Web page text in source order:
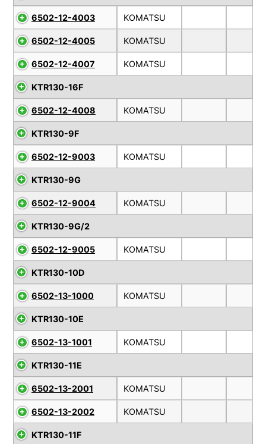
6502-12-4003 KOMATSU
6502-12-4005 KOMATSU
6502-12-4007 KOMATSU
KTR130-16F
6502-12-4008 KOMATSU
KTR130-9F
6502-12-9003 KOMATSU
KTR130-9G
6502-12-9004 KOMATSU
KTR130-9G/2
6502-12-9005 KOMATSU
KTR130-10D
6502-13-1000 KOMATSU
KTR130-10E
6502-13-1001 KOMATSU
KTR130-11E
6502-13-2001 KOMATSU
6502-13-2002 KOMATSU
KTR130-11F